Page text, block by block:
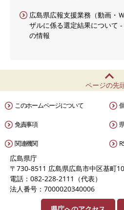
広島県広報支援業務（動画・
ザルに係る選定結果について
の情報
ページの先
このホームページについて
免責事項
関連機関
広島県庁
〒730-8511 広島県広島市中区基町
電話：082-228-2111（代表）
法人番号：7000020340006